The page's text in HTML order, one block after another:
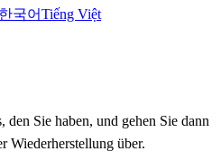
한국어Tiếng Việt
Sie haben, und gehen Sie dann
Wiederherstellung über.